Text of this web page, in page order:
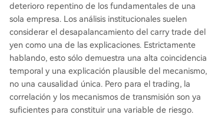
deterioro repentino de los fundamentales de una
sola empresa. Los análisis institucionales suelen
considerar el desapalancamiento del carry trade del
yen como una de las explicaciones. Estrictamente
hablando, esto sólo demuestra una alta coincidencia
temporal y una explicación plausible del mecanismo,
no una causalidad única. Pero para el trading, la
correlación y los mecanismos de transmisión son ya
suficientes para constituir una variable de riesgo.